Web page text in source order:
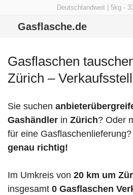
Deutschlandweit | 5kg -
Gasflasche.de
Gasflaschen
Zürich –
Sie suchen
Gashändler in Zürich? Oder
für eine Gasflaschenlieferung?
genau richtig!
Im Umkreis von 20 km um
insgesamt 0 Gasflaschen